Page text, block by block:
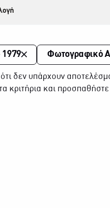
1979 Φωτογραφικό
ότι δεν υπάρχουν
κριτήρια και